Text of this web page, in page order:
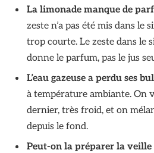
La limonade manque de
zeste n’a pas été mis dans le
trop courte. Le zeste dans le
donne le parfum, pas le jus
L’eau gazeuse a perdu ses
à température ambiante. On
dernier, très froid, et on
depuis le fond.
Peut-on la préparer la veille